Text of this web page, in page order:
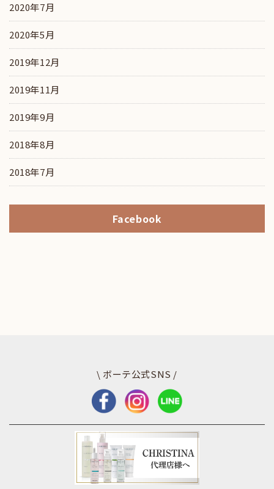
2020年7月
2020年5月
2019年12月
2019年11月
2019年9月
2018年8月
2018年7月
Facebook
\ ボーテ公式SNS /